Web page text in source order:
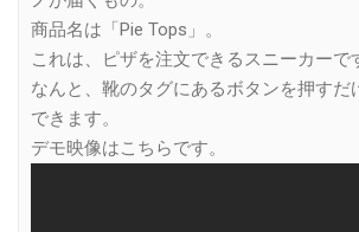
商品名は「Pie Tops」。
これは、ピザを注文できるスニーカーで
なんと、靴のタグにあるボタンを押すだ
できます。
デモ映像はこちらです。